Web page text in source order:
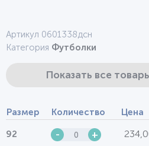
Артикул 0601338дсн
Категория Футболки
Показать все
Размер Количество Цена
92 - +